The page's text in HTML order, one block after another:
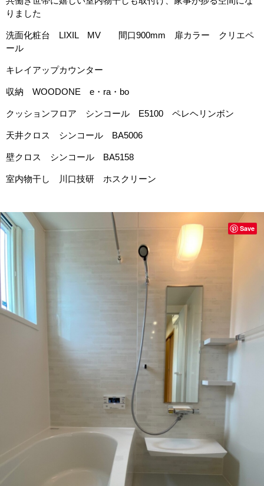
りました
洗面化粧台 LIXIL MV 間口900mm 扉カラー クリエペ
ール
キレイアップカウンター
収納 WOODONE e・ra・bo
クッションフロア シンコール E5100 ペレヘリンボン
天井クロス シンコール BA5006
壁クロス シンコール BA5158
室内物干し 川口技研 ホスクリーン
Save